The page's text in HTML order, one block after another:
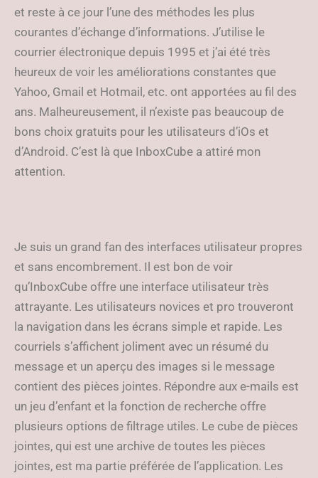
et reste à ce jour l’une des méthodes les plus
courantes d’échange d’informations. J’utilise le
courrier électronique depuis 1995 et j’ai été très
heureux de voir les améliorations constantes que
Yahoo, Gmail et Hotmail, etc. ont apportées au fil des
ans. Malheureusement, il n’existe pas beaucoup de
bons choix gratuits pour les utilisateurs d’iOs et
d’Android. C’est là que InboxCube a attiré mon
attention.
Je suis un grand fan des interfaces utilisateur propres
et sans encombrement. Il est bon de voir
qu’InboxCube offre une interface utilisateur très
attrayante. Les utilisateurs novices et pro trouveront
la navigation dans les écrans simple et rapide. Les
courriels s’affichent joliment avec un résumé du
message et un aperçu des images si le message
contient des pièces jointes. Répondre aux e-mails est
un jeu d’enfant et la fonction de recherche offre
plusieurs options de filtrage utiles. Le cube de pièces
jointes, qui est une archive de toutes les pièces
jointes, est ma partie préférée de l’application. Les